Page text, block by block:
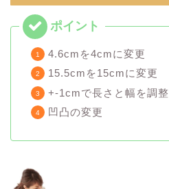
4.6cmを4cmに変更
15.5cmを15cmに変更
+-1cmで長さと幅を調整
凹凸の変更